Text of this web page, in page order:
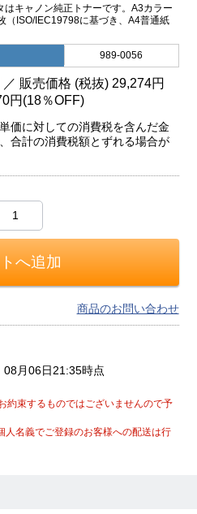
はキャノン純正トナーです。A3カラー
（ISO/IEC19798に基づき、A4普通紙
989-0056
／ 販売価格 (税抜) 29,274円
円 (18％OFF)
価に対しての消費税を含んだ金
合計の消費税額とずれる場合が
商品のお問い合わせ
08月06日21:35時点
約束するものではございませんので予
名義でご登録のお客様への配送は行